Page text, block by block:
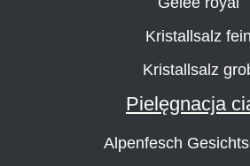
Kristallsalz fein
Kristallsalz
Pielęgnacja
Alpenfesch